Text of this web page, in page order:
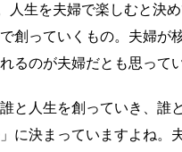
人生を夫婦で楽しむと決め
創っていくもの。夫婦が
るのが夫婦だとも思って
と人生を創っていき、誰
に決まっていますよね。